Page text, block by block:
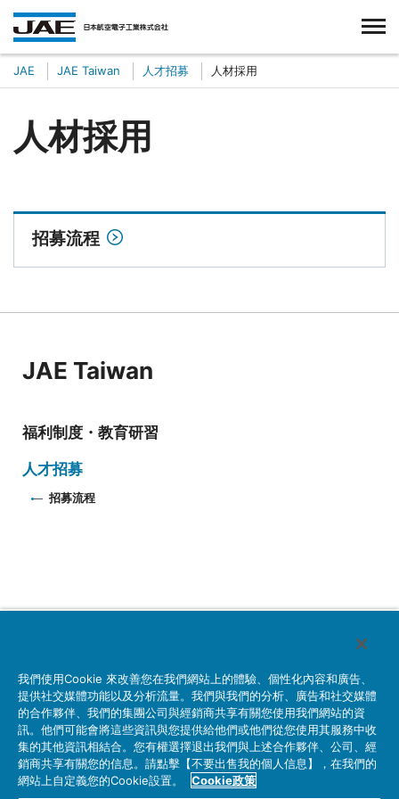
JAE JAE Taiwan 人才招募 人材採用
人材採用
招募流程
JAE Taiwan
福利制度・教育研習
人才招募
招募流程
產品資訊 公司概要 人才招募 詢問
隱私權政策 網站使用條例
我們使用Cookie 來改善您在我們網站上的體驗、個性化內容和廣告、
提供社交媒體功能以及分析流量。我們與我們的分析、廣告和社交媒體
的合作夥伴、我們的集團公司與經銷商共享有關您使用我們網站的資
訊。他們可能會將這些資訊與您提供給他們或他們從您使用其服務中收
集的其他資訊相結合。您有權選擇退出我們與上述合作夥伴、公司、經
銷商共享有關您的信息。請點擊【不要出售我的個人信息】，在我們的
網站上自定義您的Cookie設置。
Cookie政策